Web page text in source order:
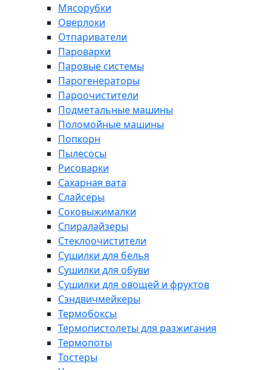
Мясорубки
Оверлоки
Отпариватели
Пароварки
Паровые системы
Парогенераторы
Пароочистители
Подметальные машины
Поломойные машины
Попкорн
Пылесосы
Рисоварки
Сахарная вата
Слайсеры
Соковыжималки
Спиралайзеры
Стеклоочистители
Сушилки для белья
Сушилки для обуви
Сушилки для овощей и фруктов
Сэндвичмейкеры
Термобоксы
Термопистолеты для разжигания
Термопоты
Тостеры